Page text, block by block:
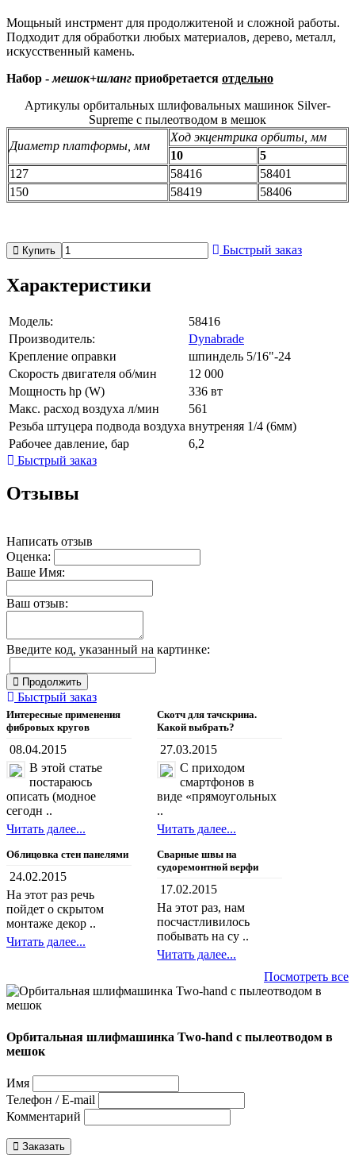
Мощьный инстрмент для продолжитеной и сложной работы.
Подходит для обработки любых материалов, дерево, металл,
искусственный камень.
Набор -мешок+шланг приобретается отдельно
Артикулы орбитальных шлифовальных машинок Silver-
Supreme с пылеотводом в мешок
Диаметр платформы, мм
Ход экцентрика орбиты, мм
10
5
127
58416
58401
150
58419 58406
Купить Быстрый заказ
Характеристики
Модель:
58416
Производитель:
Dynabrade
Крепление оправки
шпиндель 5/16"-24
Скорость двигателя об/мин
12 000
Мощность hp (W)
336 вт
Макс. расход воздуха л/мин
561
Резьба штуцера подвода воздуха внутреняя 1/4 (6мм)
Рабочее давление, бар
6,2
Быстрый заказ
Отзывы
Написать отзыв
Оценка:
Ваше Имя:
Ваш отзыв:
Введите код, указанный на картинке:
Продолжить
Быстрый заказ
Интересные применения
фибровых кругов
08.04.2015
В этой статье
постараюсь
описать (модное
сегодн ..
Читать далее...
Скотч для тачскрина.
Какой выбрать?
27.03.2015
С приходом
смартфонов в
виде «прямоугольных
..
Читать далее...
Облицовка стен панелями
24.02.2015
На этот раз речь
пойдет о скрытом
монтаже декор ..
Читать далее...
Сварные швы на
судоремонтной верфи
17.02.2015
На этот раз, нам
посчастливилось
побывать на су ..
Читать далее...
Посмотреть все
Орбитальная шлифмашинка Two-hand с пылеотводом в
мешок
Имя
Телефон / E-mail
Комментарий
Заказать